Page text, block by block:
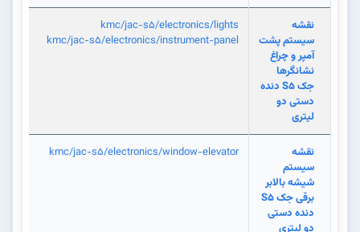
نقشه
سیستم پشت
آمپر و چراغ
نشانگرها
جک S5 دنده
دستی دو
لیتری
kmc/jac-s5/electronics/lights
kmc/jac-s5/electronics/instrument-panel
نقشه
سیستم
شیشه بالابر
برقی جک S5
دنده دستی
دو لیتری
kmc/jac-s5/electronics/window-elevator